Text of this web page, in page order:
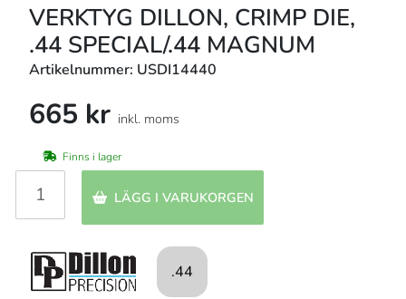
VERKTYG DILLON, CRIMP DIE,
.44 SPECIAL/.44 MAGNUM
Artikelnummer: USDI14440
665 kr inkl. moms
Finns i lager
LÄGG I VARUKORGEN
.44